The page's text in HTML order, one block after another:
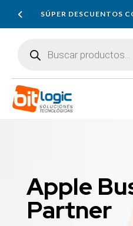
SÚPER DESCUENTOS
productos
Apple
Partner